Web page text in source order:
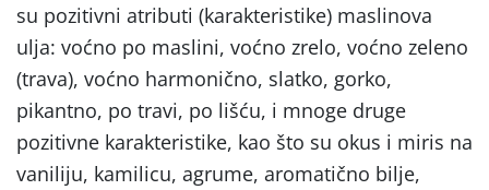
su pozitivni atributi (karakteristike) maslinova
ulja: voćno po maslini, voćno zrelo, voćno zeleno
(trava), voćno harmonično, slatko, gorko,
pikantno, po travi, po lišću, i mnoge druge
pozitivne karakteristike, kao što su okus i miris na
vaniliju, kamilicu, agrume, aromatično bilje,